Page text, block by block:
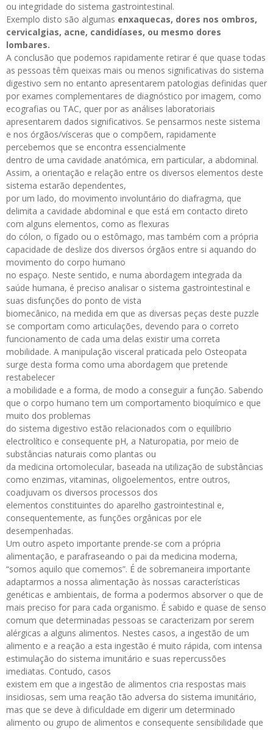
ou integridade do sistema gastrointestinal.
Exemplo disto são algumas enxaquecas, dores nos ombros,
cervicalgias, acne, candidíases, ou mesmo dores
lombares.
A conclusão que podemos rapidamente retirar é que quase todas
as pessoas têm queixas mais ou menos significativas do sistema
digestivo sem no entanto apresentarem patologias definidas quer
por exames complementares de diagnóstico por imagem, como
ecografias ou TAC, quer por as análises laboratoriais
apresentarem dados significativos. Se pensarmos neste sistema
e nos órgãos/vísceras que o compõem, rapidamente
percebemos que se encontra essencialmente
dentro de uma cavidade anatómica, em particular, a abdominal.
Assim, a orientação e relação entre os diversos elementos deste
sistema estarão dependentes,
por um lado, do movimento involuntário do diafragma, que
delimita a cavidade abdominal e que está em contacto direto
com alguns elementos, como as flexuras
do cólon, o fígado ou o estômago, mas também com a própria
capacidade de deslize dos diversos órgãos entre si aquando do
movimento do corpo humano
no espaço. Neste sentido, e numa abordagem integrada da
saúde humana, é preciso analisar o sistema gastrointestinal e
suas disfunções do ponto de vista
biomecânico, na medida em que as diversas peças deste puzzle
se comportam como articulações, devendo para o correto
funcionamento de cada uma delas existir uma correta
mobilidade. A manipulação visceral praticada pelo Osteopata
surge desta forma como uma abordagem que pretende
restabelecer
a mobilidade e a forma, de modo a conseguir a função. Sabendo
que o corpo humano tem um comportamento bioquímico e que
muito dos problemas
do sistema digestivo estão relacionados com o equilíbrio
electrolítico e consequente pH, a Naturopatia, por meio de
substâncias naturais como plantas ou
da medicina ortomolecular, baseada na utilização de substâncias
como enzimas, vitaminas, oligoelementos, entre outros,
coadjuvam os diversos processos dos
elementos constituintes do aparelho gastrointestinal e,
consequentemente, as funções orgânicas por ele
desempenhadas.
Um outro aspeto importante prende-se com a própria
alimentação, e parafraseando o pai da medicina moderna,
“somos aquilo que comemos”. É de sobremaneira importante
adaptarmos a nossa alimentação às nossas características
genéticas e ambientais, de forma a podermos absorver o que de
mais preciso for para cada organismo. É sabido e quase de senso
comum que determinadas pessoas se caracterizam por serem
alérgicas a alguns alimentos. Nestes casos, a ingestão de um
alimento e a reação a esta ingestão é muito rápida, com intensa
estimulação do sistema imunitário e suas repercussões
imediatas. Contudo, casos
existem em que a ingestão de alimentos cria respostas mais
insidiosas, sem uma reação tão adversa do sistema imunitário,
mas que se deve à dificuldade em digerir um determinado
alimento ou grupo de alimentos e consequente sensibilidade que